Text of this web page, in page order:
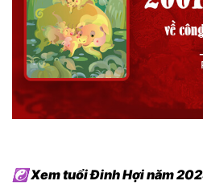
☯ Xem tuổi Đinh Hợi năm